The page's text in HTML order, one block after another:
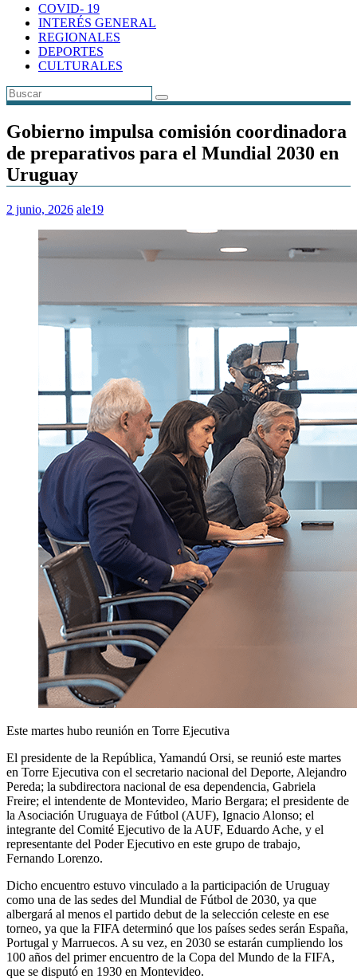
COVID- 19
INTERÉS GENERAL
REGIONALES
DEPORTES
CULTURALES
Gobierno impulsa comisión coordinadora
de preparativos para el Mundial 2030 en
Uruguay
2 junio, 2026 ale19
Este martes hubo reunión en Torre Ejecutiva
El presidente de la República, Yamandú Orsi, se reunió este martes
en Torre Ejecutiva con el secretario nacional del Deporte, Alejandro
Pereda; la subdirectora nacional de esa dependencia, Gabriela
Freire; el intendente de Montevideo, Mario Bergara; el presidente de
la Asociación Uruguaya de Fútbol (AUF), Ignacio Alonso; el
integrante del Comité Ejecutivo de la AUF, Eduardo Ache, y el
representante del Poder Ejecutivo en este grupo de trabajo,
Fernando Lorenzo.
Dicho encuentro estuvo vinculado a la participación de Uruguay
como una de las sedes del Mundial de Fútbol de 2030, ya que
albergará al menos el partido debut de la selección celeste en ese
torneo, ya que la FIFA determinó que los países sedes serán España,
Portugal y Marruecos. A su vez, en 2030 se estarán cumpliendo los
100 años del primer encuentro de la Copa del Mundo de la FIFA,
que se disputó en 1930 en Montevideo.